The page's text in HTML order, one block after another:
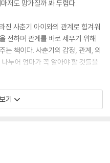
저도 망가질까 봐 두렵다.
진 사춘기 아이와의 관계로 힘겨워
전하며 관계를 바로 세우기 위해
는 책이다. 사춘기의 감정, 관계, 외
누어 엄마가 꼭 알아야 할 것들을
면서 현장에서 수많은 엄마들을
의 상처와 고충이 먼저 이해받아
며, 오랫동안 얼어붙은 관계에 새
기